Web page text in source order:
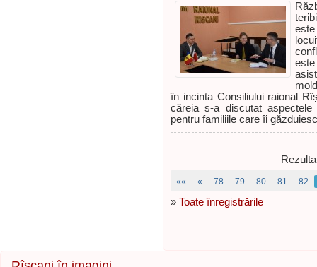
în incinta Consiliului raional
căreia s-a discutat
pentru familiile care îi
«« « 78 79 80 81 82
» Toate înregistrările